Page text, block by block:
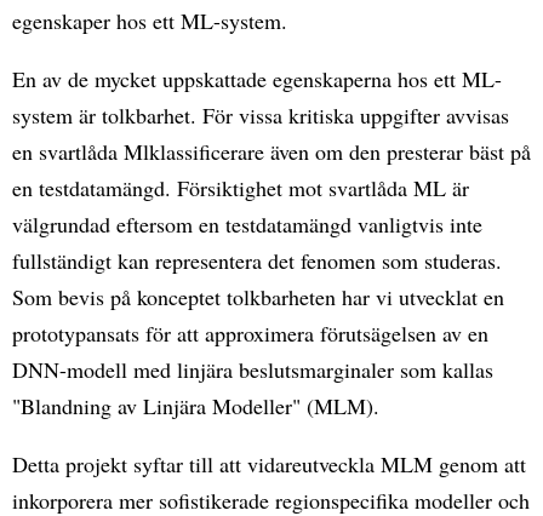
egenskaper hos ett ML-system.
En av de mycket uppskattade egenskaperna hos ett ML-
system är tolkbarhet. För vissa kritiska uppgifter avvisas
en svartlåda Mlklassificerare även om den presterar bäst på
en testdatamängd. Försiktighet mot svartlåda ML är
välgrundad eftersom en testdatamängd vanligtvis inte
fullständigt kan representera det fenomen som studeras.
Som bevis på konceptet tolkbarheten har vi utvecklat en
prototypansats för att approximera förutsägelsen av en
DNN-modell med linjära beslutsmarginaler som kallas
"Blandning av Linjära Modeller" (MLM).
Detta projekt syftar till att vidareutveckla MLM genom att
inkorporera mer sofistikerade regionspecifika modeller och